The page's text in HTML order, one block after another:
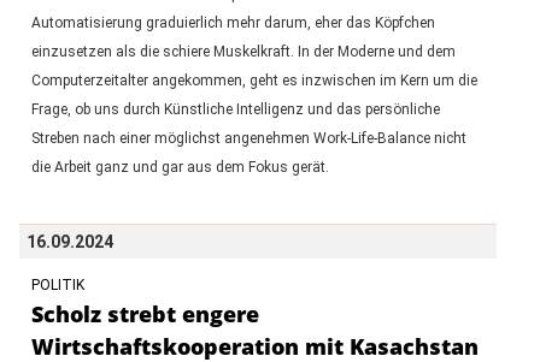
Automatisierung graduierlich mehr darum, eher das Köpfchen
einzusetzen als die schiere Muskelkraft. In der Moderne und dem
Computerzeitalter angekommen, geht es inzwischen im Kern um die
Frage, ob uns durch Künstliche Intelligenz und das persönliche
Streben nach einer möglichst angenehmen Work-Life-Balance nicht
die Arbeit ganz und gar aus dem Fokus gerät.
16.09.2024
POLITIK
Scholz strebt engere
Wirtschaftskooperation mit Kasachstan